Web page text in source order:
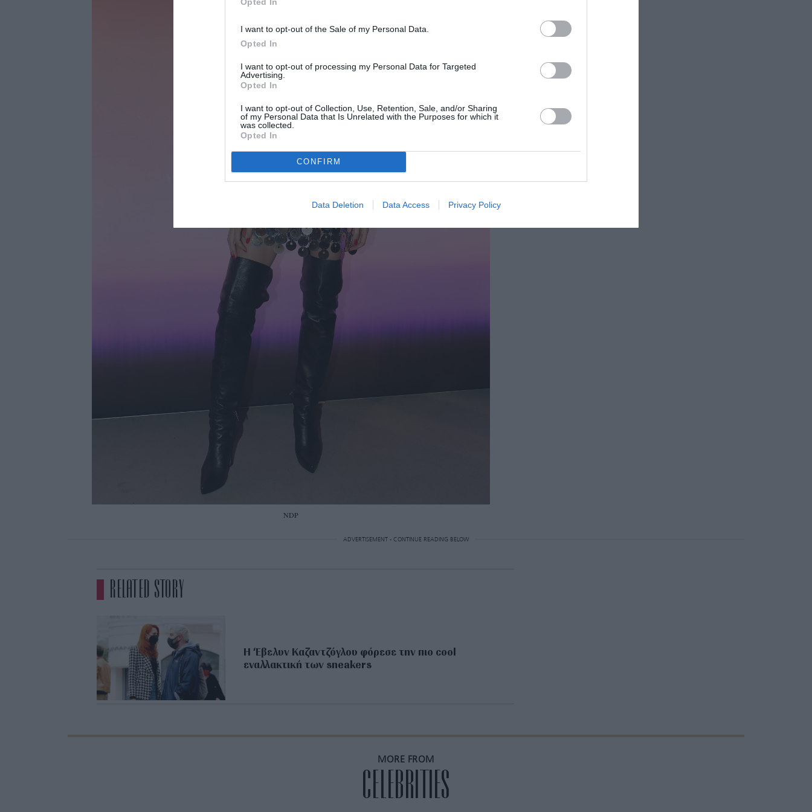
I want to opt-out of the Sale of my Personal Data.
Opted In
I want to opt-out of processing my Personal Data for Targeted
Advertising.
Opted In
I want to opt-out of Collection, Use, Retention, Sale, and/or Sharing
of my Personal Data that Is Unrelated with the Purposes for which it
was collected.
Opted In
CONFIRM
Data Deletion Data Access Privacy Policy
NDP
ADVERTISEMENT - CONTINUE READING BELOW
RELATED STORY
H ‘Eβελυν Καζαντζόγλου φόρεσε την πιο cool
εναλλακτική των sneakers
MORE FROM
CELEBRITIES